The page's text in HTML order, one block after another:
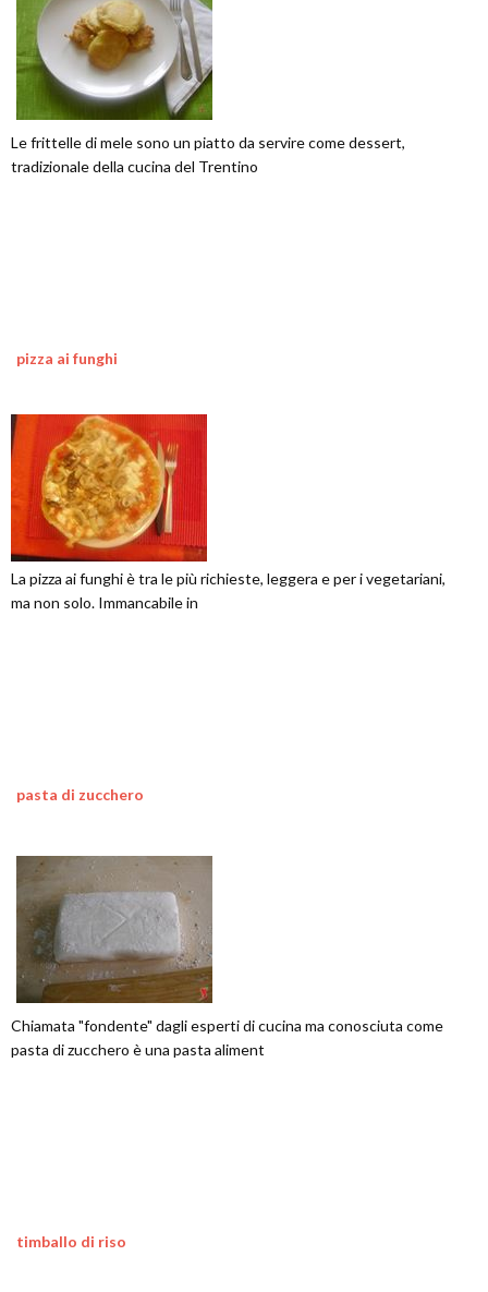
Le frittelle di mele sono un piatto da servire come dessert,
tradizionale della cucina del Trentino
pizza ai funghi
La pizza ai funghi è tra le più richieste, leggera e per i vegetariani,
ma non solo. Immancabile in
pasta di zucchero
Chiamata "fondente" dagli esperti di cucina ma conosciuta come
pasta di zucchero è una pasta aliment
timballo di riso